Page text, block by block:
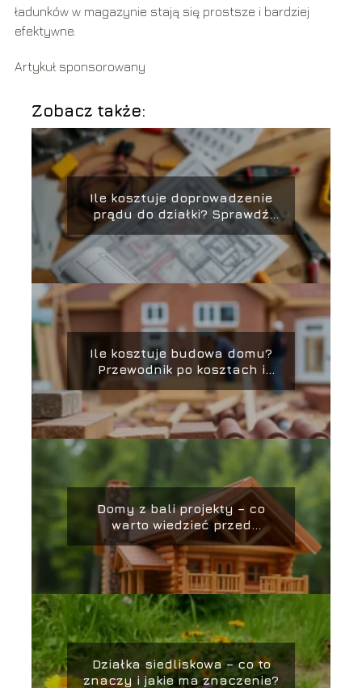
ładunków w magazynie stają się prostsze i bardziej
efektywne.
Artykuł sponsorowany
Zobacz także:
Ile kosztuje doprowadzenie
prądu do działki? Sprawdź
szacunkowe ceny!
Ile kosztuje budowa domu?
Przewodnik po kosztach i
oszczędnościach
Domy z bali projekty – co
warto wiedzieć przed
budową?
Działka siedliskowa – co to
znaczy i jakie ma znaczenie?